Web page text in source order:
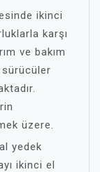
ikinci
karşı
ve bakım
üzere.
yedek
ikinci el